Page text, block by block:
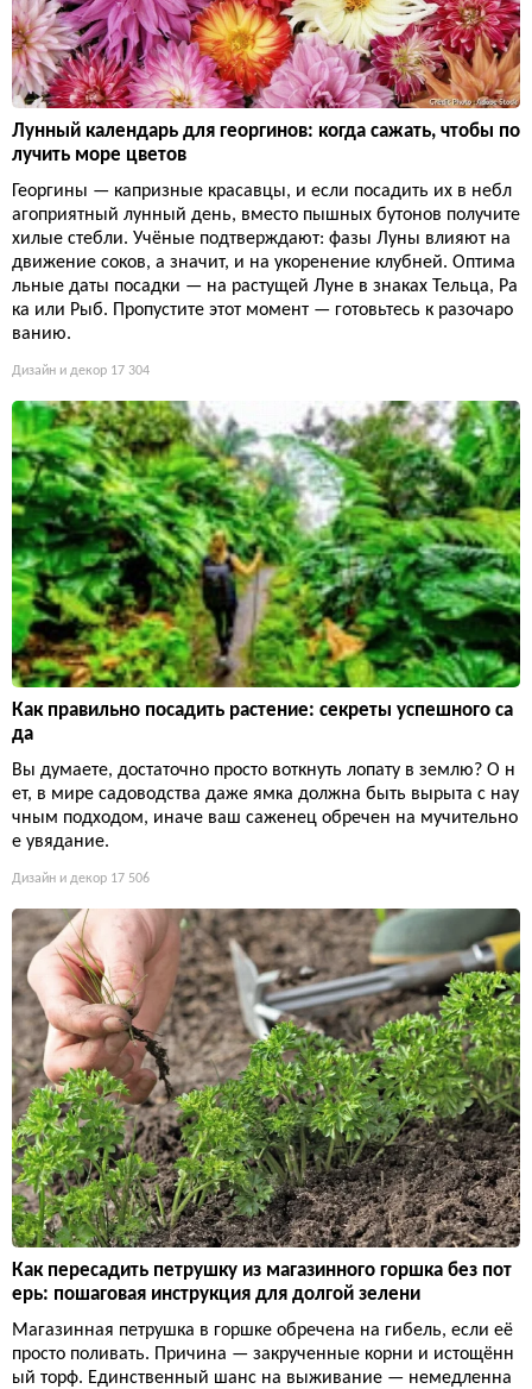
Лунный календарь для георгинов: когда сажать, чтобы по
лучить море цветов
Георгины — капризные красавцы, и если посадить их в небл
агоприятный лунный день, вместо пышных бутонов получите
хилые стебли. Учёные подтверждают: фазы Луны влияют на
движение соков, а значит, и на укоренение клубней. Оптима
льные даты посадки — на растущей Луне в знаках Тельца, Ра
ка или Рыб. Пропустите этот момент — готовьтесь к разочаро
ванию.
Дизайн и декор 17 304
Как правильно посадить растение: секреты успешного са
да
Вы думаете, достаточно просто воткнуть лопату в землю? О н
ет, в мире садоводства даже ямка должна быть вырыта с нау
чным подходом, иначе ваш саженец обречен на мучительно
е увядание.
Дизайн и декор 17 506
Как пересадить петрушку из магазинного горшка без пот
ерь: пошаговая инструкция для долгой зелени
Магазинная петрушка в горшке обречена на гибель, если её
просто поливать. Причина — закрученные корни и истощённ
ый торф. Единственный шанс на выживание — немедленна